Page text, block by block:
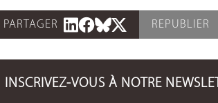
PARTAGER REPUBLIER
INSCRIVEZ-VOUS À NOTRE